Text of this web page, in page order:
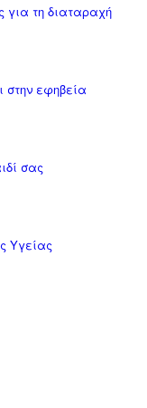
για τη διαταραχή
στην εφηβεία
σας
Υγείας